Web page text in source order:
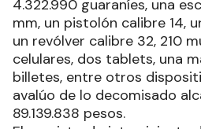
4.322.990 guaraníes, una
mm, un pistolón calibre 14,
un revólver calibre 32, 210
celulares, dos tablets, una
billetes, entre otros
avalúo de lo decomisado
89.139.838 pesos.